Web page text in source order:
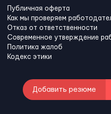
Публичная оферта
Как мы проверяем
Отказ от ответственности
Современное утверждение
Политика жалоб
Кодекс этики
Добавить резюме